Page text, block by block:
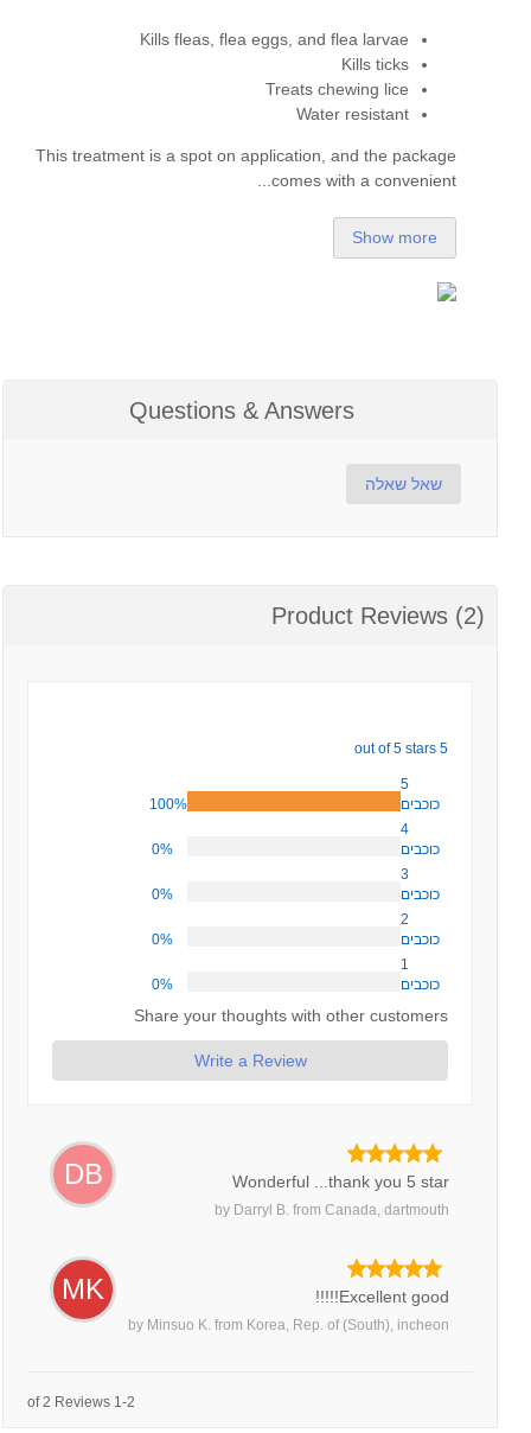
Kills fleas, flea eggs, and flea larvae
Kills ticks
Treats chewing lice
Water resistant
This treatment is a spot on application, and the package
comes with a convenient...
Show more
Questions & Answers
שאל שאלה
Product Reviews (2)
5 out of 5 stars
5
כוכבים
100%
4
כוכבים
0%
3
כוכבים
0%
2
כוכבים
0%
1
כוכבים
0%
Share your thoughts with other customers
Write a Review
DB Wonderful ...thank you 5 star
by Darryl B. fromCanada, dartmouth
MK Excellent good!!!!!
by Minsuo K. from Korea, Rep. of (South), incheon
1-2 of 2 Reviews